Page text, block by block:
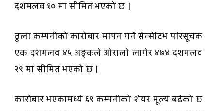
दशमलव १० मा सीमित भएको छ ।
ठूला कम्पनीको कारोबार मापन गर्ने सेन्सेटिभ परिसूचक
एक दशमलव ४५ अङ्कले ओरालो लागेर ४७४ दशमलव
२९ मा सीमित भएको छ ।
कारोबार भएकामध्ये ६९ कम्पनीको शेयर मूल्य बढेको छ